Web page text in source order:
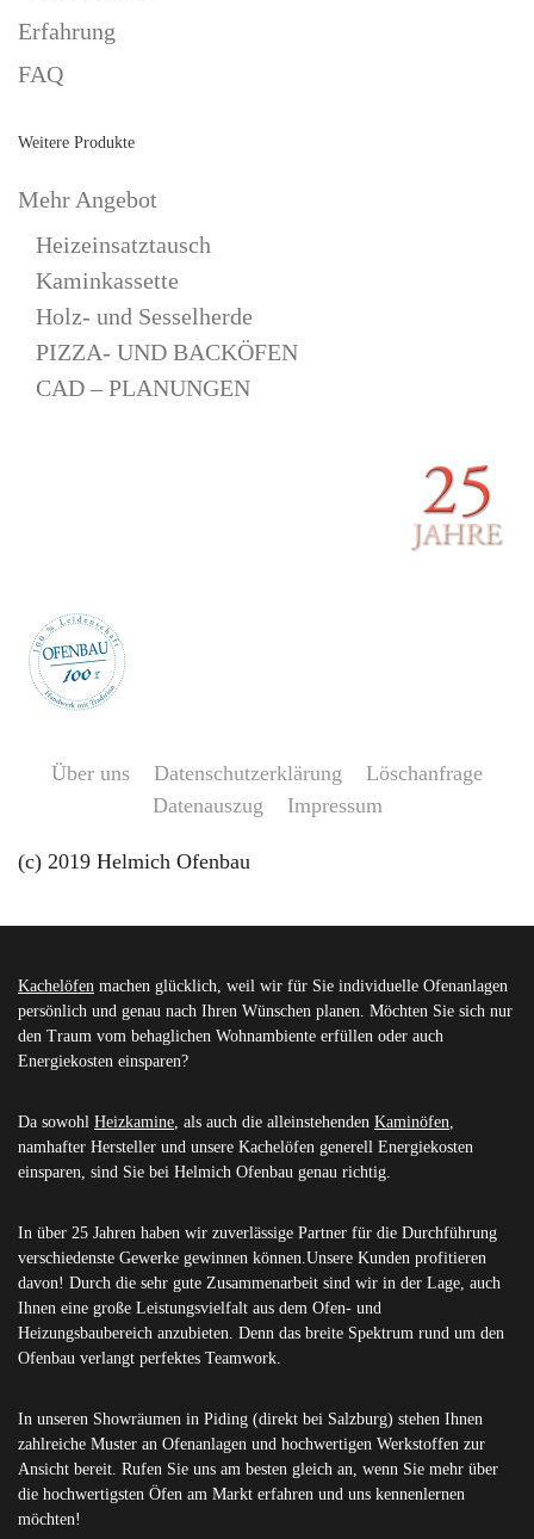
Erfahrung
FAQ
Weitere Produkte
Mehr Angebot
Heizeinsatztausch
Kaminkassette
Holz- und Sesselherde
PIZZA- UND BACKÖFEN
CAD – PLANUNGEN
Über uns Datenschutzerklärung
Löschanfrage
Datenauszug
Impressum
(c) 2019 Helmich Ofenbau
Kachelöfen machen glücklich, weil wir für Sie individuelle Ofenanlagen
persönlich und genau nach Ihren Wünschen planen. Möchten Sie sich nur
den Traum vom behaglichen Wohnambiente erfüllen oder auch
Energiekosten einsparen?
Da sowohl Heizkamine, als auch die alleinstehenden Kaminöfen,
namhafter Hersteller und unsere Kachelöfen generell Energiekosten
einsparen, sind Sie bei Helmich Ofenbau genau richtig.
In über 25 Jahren haben wir zuverlässige Partner für die Durchführung
verschiedenste Gewerke gewinnen können.Unsere Kunden profitieren
davon! Durch die sehr gute Zusammenarbeit sind wir in der Lage, auch
Ihnen eine große Leistungsvielfalt aus dem Ofen- und
Heizungsbaubereich anzubieten. Denn das breite Spektrum rund um den
Ofenbau verlangt perfektes Teamwork.
In unseren Showräumen in Piding (direkt bei Salzburg) stehen Ihnen
zahlreiche Muster an Ofenanlagen und hochwertigen Werkstoffen zur
Ansicht bereit. Rufen Sie uns am besten gleich an, wenn Sie mehr über
die hochwertigsten Öfen am Markt erfahren und uns kennenlernen
möchten!